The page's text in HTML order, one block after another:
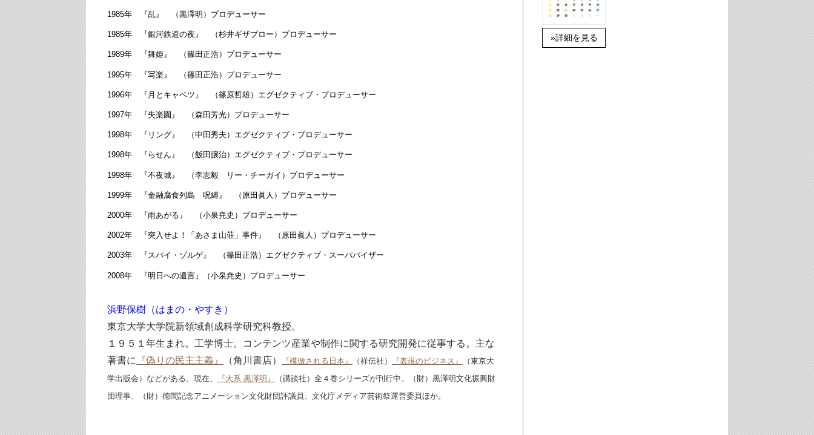
1985年 『乱』 （黒澤明）プロデューサー
1985年 『銀河鉄道の夜』 （杉井ギザブロー）プロデューサー
1989年 『舞姫』 （篠田正浩）プロデューサー
1995年 『写楽』 （篠田正浩）プロデューサー
1996年 『月とキャベツ』 （篠原哲雄）エグゼクティブ・プロデューサー
1997年 『失楽園』 （森田芳光）プロデューサー
1998年 『リング』 （中田秀夫）エグゼクティブ・プロデューサー
1998年 『らせん』 （飯田譲治）エグゼクティブ・プロデューサー
1998年 『不夜城』 （李志毅 リー・チーガイ）プロデューサー
1999年 『金融腐食列島 呪縛』 （原田眞人）プロデューサー
2000年 『雨あがる』 （小泉尭史）プロデューサー
2002年 『突入せよ！「あさま山荘」事件』 （原田眞人）プロデューサー
2003年 『スパイ・ゾルゲ』 （篠田正浩）エグゼクティブ・スーパバイザー
2008年 『明日への遺言』（小泉尭史）プロデューサー
浜野保樹（はまの・やすき）
東京大学大学院新領域創成科学研究科教授。
１９５１年生まれ。工学博士。コンテンツ産業や制作に関する研究開発に従事する。主な
著書に
『偽りの民主主義』 （角川書店） 『模倣される日本』 （祥伝社） 『表現のビジネス』
（東京大
学出版会）などがある。現在、
『大系 黒澤明』
（講談社）全４巻シリーズが刊行中。（財）黒澤明文化振興財
団理事、（財）徳間記念アニメーション文化財団評議員、文化庁メディア芸術祭運営委員ほか。
»詳細を見る